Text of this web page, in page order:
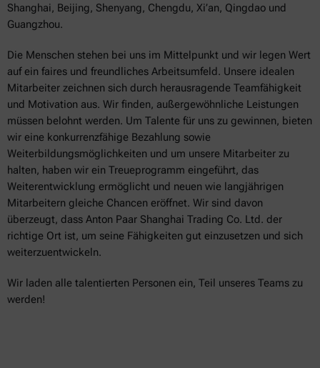
Shanghai, Beijing, Shenyang, Chengdu, Xi’an, Qingdao und
Guangzhou.
Die Menschen stehen bei uns im Mittelpunkt und wir legen Wert
auf ein faires und freundliches Arbeitsumfeld. Unsere idealen
Mitarbeiter zeichnen sich durch herausragende Teamfähigkeit
und Motivation aus. Wir finden, außergewöhnliche Leistungen
müssen belohnt werden. Um Talente für uns zu gewinnen, bieten
wir eine konkurrenzfähige Bezahlung sowie
Weiterbildungsmöglichkeiten und um unsere Mitarbeiter zu
halten, haben wir ein Treueprogramm eingeführt, das
Weiterentwicklung ermöglicht und neuen wie langjährigen
Mitarbeitern gleiche Chancen eröffnet. Wir sind davon
überzeugt, dass Anton Paar Shanghai Trading Co. Ltd. der
richtige Ort ist, um seine Fähigkeiten gut einzusetzen und sich
weiterzuentwickeln.
Wir laden alle talentierten Personen ein, Teil unseres Teams zu
werden!